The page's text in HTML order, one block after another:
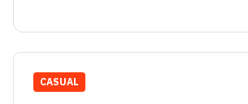
CASUAL